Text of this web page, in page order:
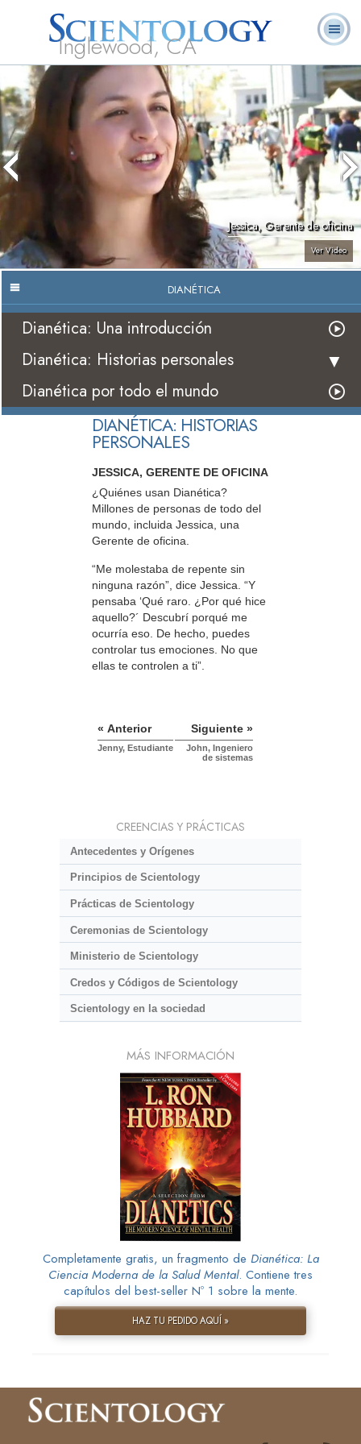
Inglewood, CA
Acerca de
Nosotros
L. Ronald
Hubbard
¿Qué es
Scientology?
Ministros
Voluntarios
Libros
Jessica, Gerente de oficina
Ver Video
DIANÉTICA
Dianética: Una introducción
Dianética: Historias personales
Dianética por todo el mundo
DIANÉTICA: HISTORIAS
PERSONALES
JESSICA, GERENTE DE OFICINA
¿Quiénes usan Dianética?
Millones de personas de todo del
mundo, incluida Jessica, una
Gerente de oficina.
“Me molestaba de repente sin
ninguna razón”, dice Jessica. “Y
pensaba ‘Qué raro. ¿Por qué hice
aquello?´ Descubrí porqué me
ocurría eso. De hecho, puedes
controlar tus emociones. No que
ellas te controlen a ti”.
« Anterior
Jenny, Estudiante
Siguiente »
John, Ingeniero
de sistemas
CREENCIAS Y PRÁCTICAS
Antecedentes y Orígenes
Principios de Scientology
Prácticas de Scientology
Ceremonias de Scientology
Ministerio de Scientology
Credos y Códigos de Scientology
Scientology en la sociedad
MÁS INFORMACIÓN
Completamente gratis, un fragmento de Dianética: La
Ciencia Moderna de la Salud Mental. Contiene tres
capítulos del best-seller Nº 1 sobre la mente.
HAZ TU PEDIDO AQUÍ »